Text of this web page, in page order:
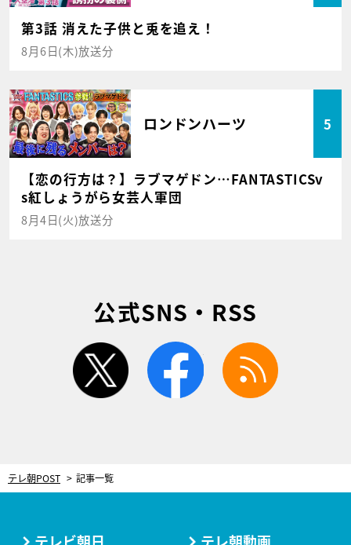
第3話 消えた子供と兎を追え！
8月6日(木)放送分
ロンドンハーツ 5
【恋の行方は？】ラブマゲドン…FANTASTICSv
s紅しょうがら女芸人軍団
8月4日(火)放送分
公式SNS・RSS
twitter facebook
テレ朝POST 記事一覧